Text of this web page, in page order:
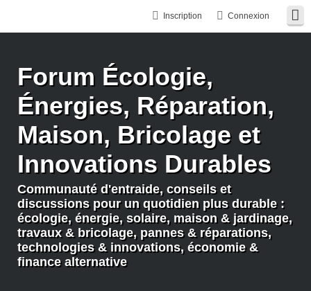
Connexion
Inscription
Forum Écologie,
Énergies, Réparation,
Maison, Bricolage et
Innovations Durables
Communauté d'entraide, conseils et
discussions pour un quotidien plus durable :
écologie, énergie, solaire, maison & jardinage,
travaux & bricolage, pannes & réparations,
technologies & innovations, économie &
finance alternative